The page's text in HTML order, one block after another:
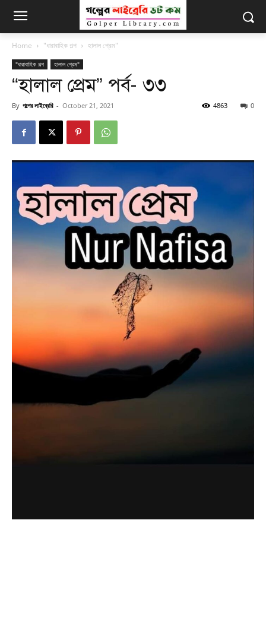
Home "ধারাবাহিক গল্প হালাল প্রেম"
"ধারাবাহিক গল্প হালাল প্রেম"
“হালাল প্রেম” পর্ব- ৩৩
By গল্পের লাইব্রেরি - October 21, 2021 0
4863